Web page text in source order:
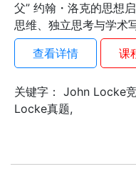
父” 约翰・洛克的思想
思维、独立思考与学术
查看详情
课
关键字： John Locke
Locke真题,